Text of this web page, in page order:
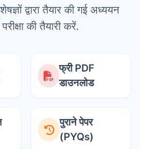
द्वारा तैयार की गई अध्ययन
की तैयारी करें.
फ्री PDF
डाउनलोड
पुराने पेपर
(PYQs)